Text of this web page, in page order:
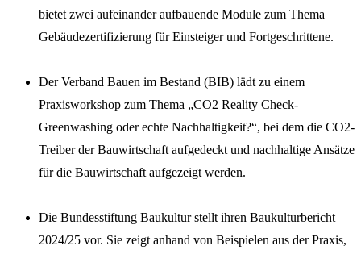
bietet zwei aufeinander aufbauende Module zum Thema
Gebäudezertifizierung für Einsteiger und Fortgeschrittene.
Der Verband Bauen im Bestand (BIB) lädt zu einem
Praxisworkshop zum Thema „CO2 Reality Check-
Greenwashing oder echte Nachhaltigkeit?“, bei dem die CO2-
Treiber der Bauwirtschaft aufgedeckt und nachhaltige Ansätze
für die Bauwirtschaft aufgezeigt werden.
Die Bundesstiftung Baukultur stellt ihren Baukulturbericht
2024/25 vor. Sie zeigt anhand von Beispielen aus der Praxis,